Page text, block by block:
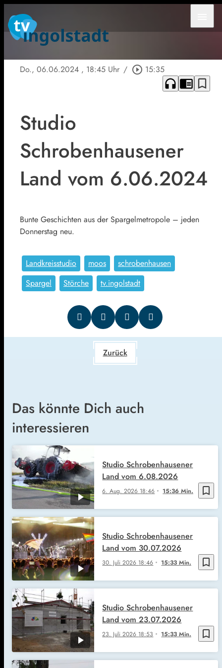
Do., 06.06.2024 , 18:45 Uhr / play_circle_outline 15:35
headphones chrome_reader_mode bookmark_border
Studio
Schrobenhausener
Land vom 6.06.2024
Bunte Geschichten aus der Spargelmetropole – jeden
Donnerstag neu.
Landkreisstudio moos
schrobenhausen
Spargel
Störche tv.ingolstadt
Zurück
Das könnte Dich auch
interessieren
bookmark_border
6. Aug. 2026 18:46 15:36 Min.
Studio Schrobenhausener
Land vom 6.08.2026
bookmark_border
30. Juli 2026 18:46 15:33 Min.
Studio Schrobenhausener
Land vom 30.07.2026
bookmark_border
23. Juli 2026 18:53 15:33 Min.
Studio Schrobenhausener
Land vom 23.07.2026